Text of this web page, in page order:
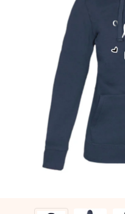
Vores gaver inspirerer.
Gratis kort med
Lav noget særligt i blot
billede af dig eller en
Intet besvær men
øjeblikket.